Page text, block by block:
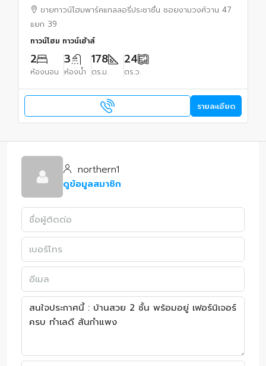
หลักสี่,กรุงเทพมหานคร
ขายทาวน์โฮมพาร์คแกลลอรี่ประชาชื่น ซอยงามวงศ์วาน 47
แยก 39
ทาวน์โฮม ทาวน์เฮ้าส์
2
ห้องนอน
3
ห้องน้ำ
178
ตร.ม.
24
ตร.ว.
รายละเอียด
northern1
ดูข้อมูลสมาชิก